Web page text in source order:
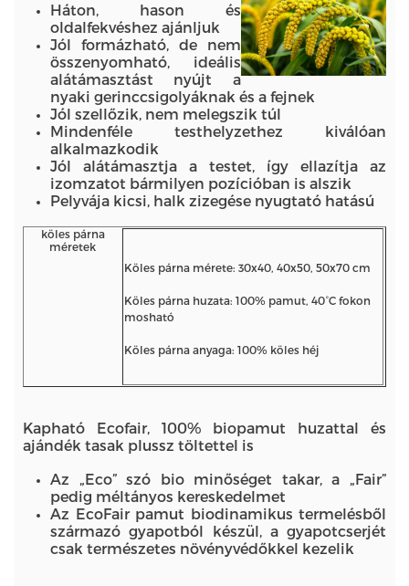
Háton, hason és
oldalfekvéshez ajánljuk
Jól formázható, de nem
összenyomható, ideális
alátámasztást nyújt a
nyaki gerinccsigolyáknak és a fejnek
Jól szellőzik, nem melegszik túl
Mindenféle testhelyzethez kiválóan
alkalmazkodik
Jól alátámasztja a testet, így ellazítja az
izomzatot bármilyen pozícióban is alszik
Pelyvája kicsi, halk zizegése nyugtató hatású
köles párna
méretek
Köles párna mérete: 30x40, 40x50, 50x70 cm
Köles párna huzata: 100% pamut, 40°C fokon
mosható
Köles párna anyaga: 100% köles héj
Kapható Ecofair, 100% biopamut huzattal és
ajándék tasak plussz töltettel is
Az „Eco” szó bio minőséget takar, a „Fair”
pedig méltányos kereskedelmet
Az EcoFair pamut biodinamikus termelésből
származó gyapotból készül, a gyapotcserjét
csak természetes növényvédőkkel kezelik